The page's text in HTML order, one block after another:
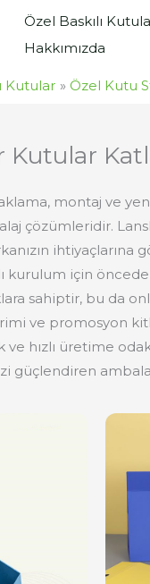
Özel Baskılı
Hakkımızda
Kutular Özel Kutu
Kutular
montaj ve
çözümleridir.
ihtiyaçlarına
kurulum için
sahiptir, bu da
ve promosyon
ve hızlı üretime
güçlendiren